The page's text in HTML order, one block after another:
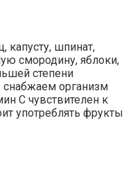
капусту, шпинат,
смородину, яблоки,
степени
организм
С чувствителен к
употреблять фрукты